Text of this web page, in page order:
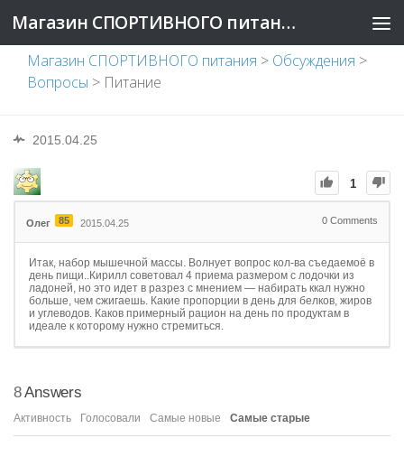
Магазин СПОРТИВНОГО питания
Магазин СПОРТИВНОГО питания > Обсуждения >
Вопросы > Питание
2015.04.25
1
Олег 85 2015.04.25 0 Comments
Итак, набор мышечной массы. Волнует вопрос кол-ва съедаемоё в
день пищи..Кирилл советовал 4 приема размером с лодочки из
ладоней, но это идет в разрез с мнением — набирать ккал нужно
больше, чем сжигаешь. Какие пропорции в день для белков, жиров
и углеводов. Каков примерный рацион на день по продуктам в
идеале к которому нужно стремиться.
8Answers
Активность Голосовали Самые новые Самые старые